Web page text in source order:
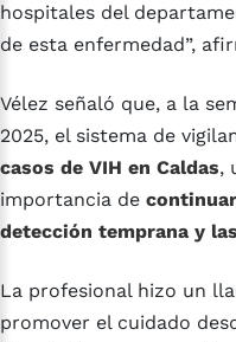
hospitales del
de esta enfermedad”,
Vélez señaló que, a la
2025, el sistema de
casos de VIH en Caldas,
importancia de
detección temprana y
La profesional hizo un
promover el cuidado